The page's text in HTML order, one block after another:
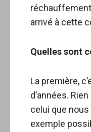
arrivé à cette
Quelles sont
La première,
d’années.
celui que
exemple